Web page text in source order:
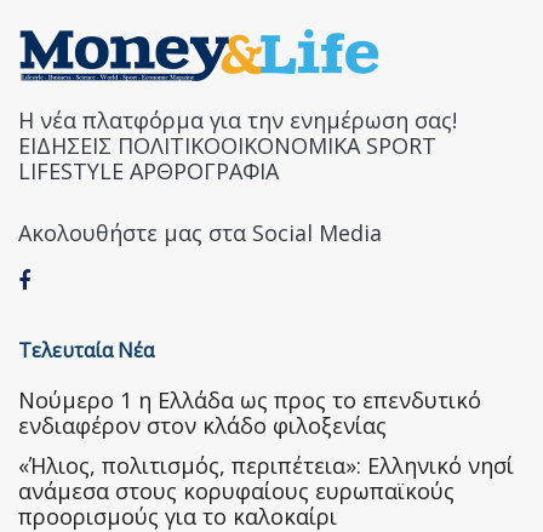
Η νέα πλατφόρμα για την ενημέρωση σας!
ΕΙΔΗΣΕΙΣ ΠΟΛΙΤΙΚΟΟΙΚΟΝΟΜΙΚΑ SPORT
LIFESTYLE ΑΡΘΡΟΓΡΑΦΙΑ
Ακολουθήστε μας στα Social Media
Τελευταία Νέα
Nούμερο 1 η Ελλάδα ως προς το επενδυτικό
ενδιαφέρον στον κλάδο φιλοξενίας
«Ήλιος, πολιτισμός, περιπέτεια»: Ελληνικό νησί
ανάμεσα στους κορυφαίους ευρωπαϊκούς
προορισμούς για το καλοκαίρι